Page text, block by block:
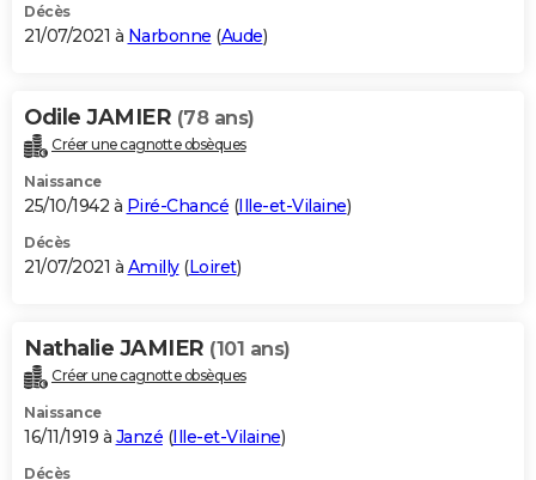
Décès
21/07/2021 à Narbonne (Aude)
Odile JAMIER (78 ans)
Créer une cagnotte obsèques
Naissance
25/10/1942 à Piré-Chancé (Ille-et-Vilaine)
Décès
21/07/2021 à Amilly(Loiret)
Nathalie JAMIER (101 ans)
Créer une cagnotte obsèques
Naissance
16/11/1919 à Janzé (Ille-et-Vilaine)
Décès